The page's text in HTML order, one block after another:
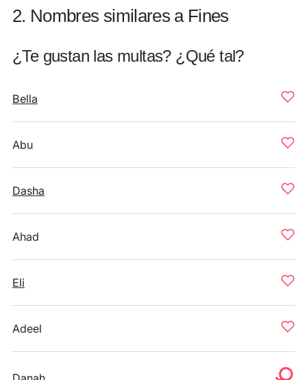
2. Nombres similares a Fines
¿Te gustan las multas? ¿Qué tal?
Bella
Abu
Dasha
Ahad
Eli
Adeel